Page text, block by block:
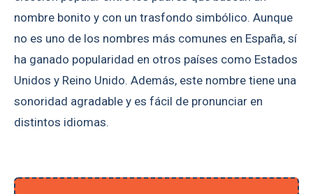
nombre bonito y con un trasfondo simbólico. Aunque
no es uno de los nombres más comunes en España, sí
ha ganado popularidad en otros países como Estados
Unidos y Reino Unido. Además, este nombre tiene una
sonoridad agradable y es fácil de pronunciar en
distintos idiomas.